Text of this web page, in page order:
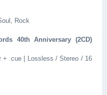
Rock
40th Anniversary (2CD)
+ .cue | Lossless / Stereo / 16